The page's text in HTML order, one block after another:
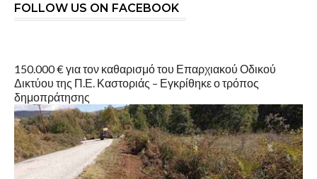
FOLLOW US ON FACEBOOK
150.000 € για τον καθαρισμό του Επαρχιακού Οδικού
Δικτύου της Π.Ε. Καστοριάς – Εγκρίθηκε ο τρόπος
δημοπράτησης